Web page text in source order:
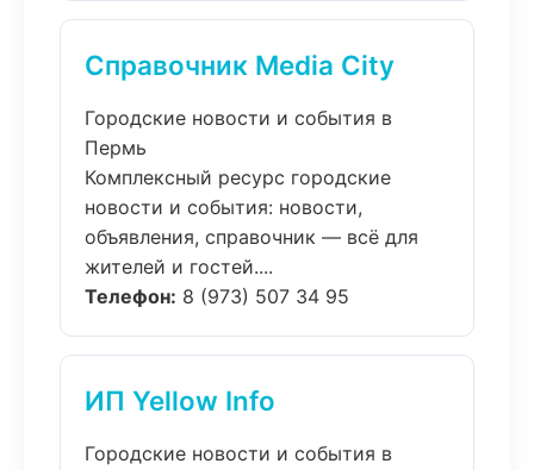
Справочник Media City
Городские новости и события в
Пермь
Комплексный ресурс городские
новости и события: новости,
объявления, справочник — всё для
жителей и гостей....
Телефон: 8 (973) 507 34 95
ИП Yellow Info
Городские новости и события в